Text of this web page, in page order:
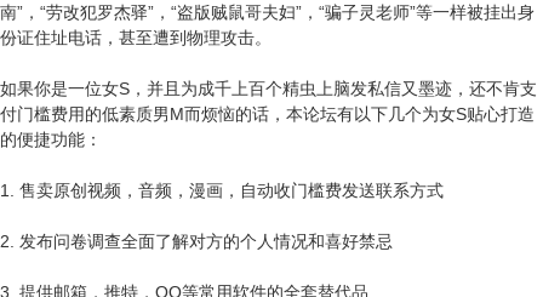
南”，“劳改犯罗杰驿”，“盗版贼鼠哥夫妇”，“骗子灵老师”等一样被挂出身
份证住址电话，甚至遭到物理攻击。
如果你是一位女S，并且为成千上百个精虫上脑发私信又墨迹，还不肯支
付门槛费用的低素质男M而烦恼的话，本论坛有以下几个为女S贴心打造
的便捷功能：
1. 售卖原创视频，音频，漫画，自动收门槛费发送联系方式
2. 发布问卷调查全面了解对方的个人情况和喜好禁忌
3. 提供邮箱，推特，QQ等常用软件的全套替代品